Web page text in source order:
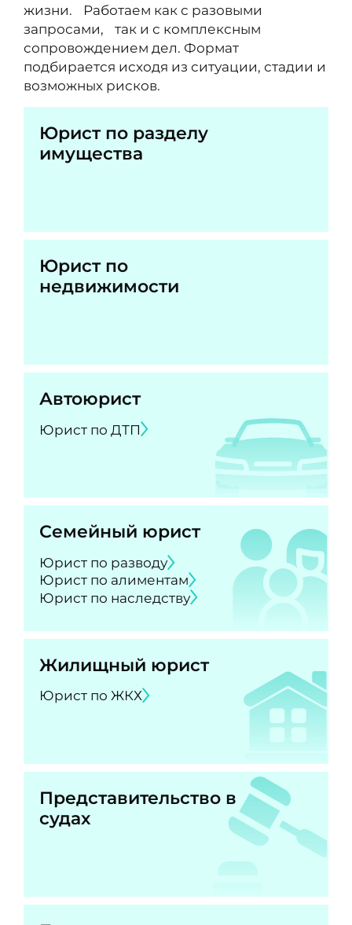
жизни. Работаем как с разовыми
запросами, так и с комплексным
сопровождением дел. Формат
подбирается исходя из ситуации, стадии и
возможных рисков.
Юрист по разделу
имущества
Юрист по
недвижимости
Автоюрист
Юрист по ДТП
Семейный юрист
Юрист по разводу
Юрист по алиментам
Юрист по наследству
Жилищный юрист
Юрист по ЖКХ
Представительство в
судах